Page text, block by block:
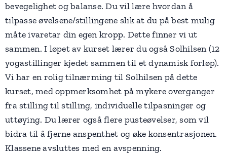
bevegelighet og balanse. Du vil lære hvordan å
tilpasse øvelsene/stillingene slik at du på best mulig
måte ivaretar din egen kropp. Dette finner vi ut
sammen. I løpet av kurset lærer du også Solhilsen (12
yogastillinger kjedet sammen til et dynamisk forløp).
Vi har en rolig tilnærming til Solhilsen på dette
kurset, med oppmerksomhet på mykere overganger
fra stilling til stilling, individuelle tilpasninger og
uttøying. Du lærer også flere pusteøvelser, som vil
bidra til å fjerne anspenthet og øke konsentrasjonen.
Klassene avsluttes med en avspenning.